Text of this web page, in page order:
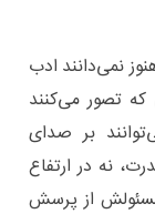
نمی‌دانند ادب
تصور می‌کنند
بر صدای
نه در ارتفاع
از پرسش